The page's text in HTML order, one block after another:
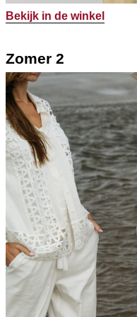
Bekijk in de winkel
Zomer 2